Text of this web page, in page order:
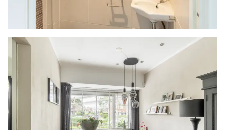
doorhalen van de hypothecaire inschrijving in
het kadaster moet door de verkoper betaald
worden. Zijn de kosten voor deze doorhaling
hoger dan € 400,- inclusief BTW dan wordt het
meerdere bij de koper in rekening gebracht.
Indien de koper een notaris kiest buiten een
straal van 20 kilometer van de verkochte
onroerende zaak dan zijn de eventuele kosten
die de notaris berekent voor een eventuele
verkoopvolmacht en legalisatie hiervan ten